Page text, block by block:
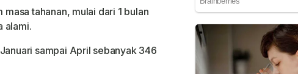
tahanan, mulai dari 1 bulan
alami.
sampai April sebanyak 346